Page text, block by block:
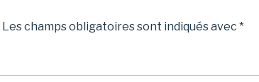
Les champs obligatoires sont indiqués avec *